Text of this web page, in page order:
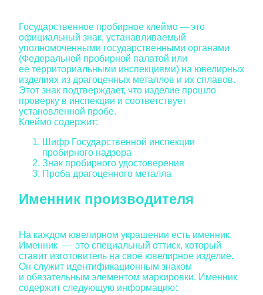
Государственное пробирное клеймо — это
официальный знак, устанавливаемый
уполномоченными государственными органами
(Федеральной пробирной палатой или
её территориальными инспекциями) на ювелирных
изделиях из драгоценных металлов и их сплавов.
Этот знак подтверждает, что изделие прошло
проверку в инспекции и соответствует
установленной пробе.
Клеймо содержит:
Шифр Государственной инспекции
пробирного надзора
Знак пробирного удостоверения
Проба драгоценного металла
Именник производителя
На каждом ювелирном украшении есть именник.
Именник — это специальный оттиск, который
ставит изготовитель на своё ювелирное изделие.
Он служит идентификационным знаком
и обязательным элементом маркировки. Именник
содержит следующую информацию: